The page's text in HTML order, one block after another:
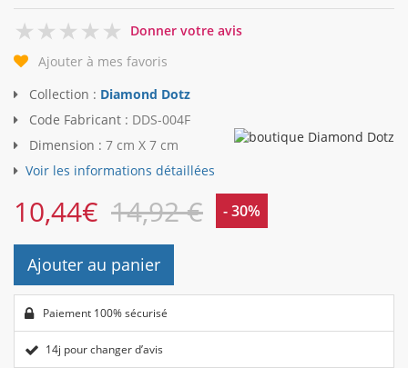
0
Donner votre avis
Ajouter à mes favoris
Collection : Diamond Dotz
Code Fabricant : DDS-004F
Dimension : 7 cm X 7 cm
Voir les informations détaillées
10,44€ 14,92 € - 30%
Ajouter au panier
Paiement 100% sécurisé
14j pour changer d’avis